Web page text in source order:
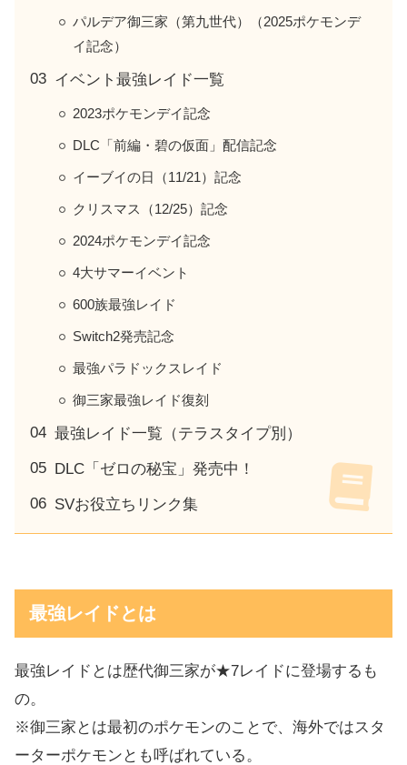
パルデア御三家（第九世代）（2025ポケモンデ
イ記念）
イベント最強レイド一覧
2023ポケモンデイ記念
DLC「前編・碧の仮面」配信記念
イーブイの日（11/21）記念
クリスマス（12/25）記念
2024ポケモンデイ記念
4大サマーイベント
600族最強レイド
Switch2発売記念
最強パラドックスレイド
御三家最強レイド復刻
最強レイド一覧（テラスタイプ別）
DLC「ゼロの秘宝」発売中！
SVお役立ちリンク集
最強レイドとは
最強レイドとは歴代御三家が★7レイドに登場するも
の。
※御三家とは最初のポケモンのことで、海外ではスタ
ーターポケモンとも呼ばれている。